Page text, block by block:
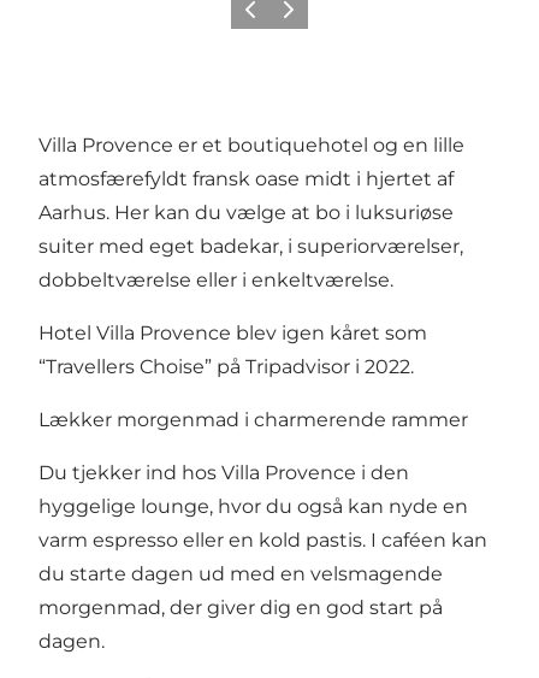
ForrigeNæste
Villa Provence er et boutiquehotel og en lille
atmosfærefyldt fransk oase midt i hjertet af
Aarhus. Her kan du vælge at bo i luksuriøse
suiter med eget badekar, i superiorværelser,
dobbeltværelse eller i enkeltværelse.
Hotel Villa Provence blev igen kåret som
“Travellers Choise” på Tripadvisor i 2022.
Lækker morgenmad i charmerende rammer
Du tjekker ind hos Villa Provence i den
hyggelige lounge, hvor du også kan nyde en
varm espresso eller en kold pastis. I caféen kan
du starte dagen ud med en velsmagende
morgenmad, der giver dig en god start på
dagen.